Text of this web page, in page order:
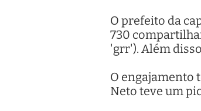
O prefeito da
730
'grr'). Além
O engajamento
Neto teve um